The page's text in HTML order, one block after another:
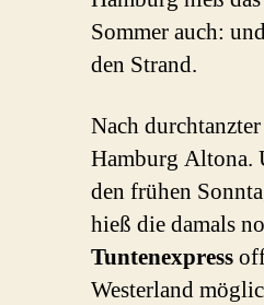
Sommer auch:
den Strand.
Nach
Hamburg Altona.
den frühen
hieß die damals
Tuntenexpress
Westerland